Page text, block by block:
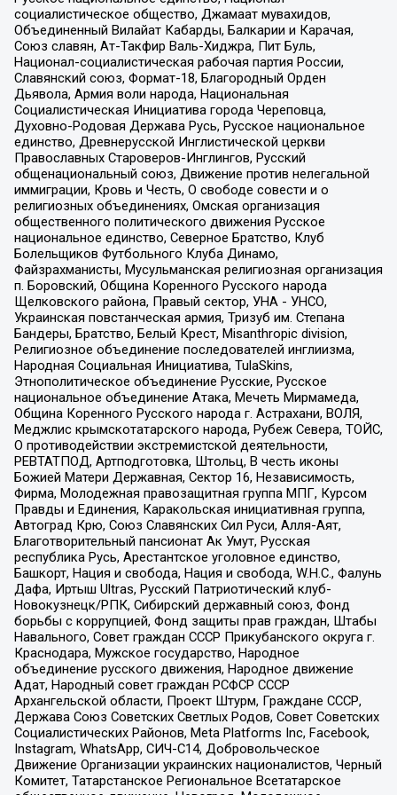
социалистическое общество, Джамаат мувахидов,
Объединенный Вилайат Кабарды, Балкарии и Карачая,
Союз славян, Ат-Такфир Валь-Хиджра, Пит Буль,
Национал-социалистическая рабочая партия России,
Славянский союз, Формат-18, Благородный Орден
Дьявола, Армия воли народа, Национальная
Социалистическая Инициатива города Череповца,
Духовно-Родовая Держава Русь, Русское национальное
единство, Древнерусской Инглистической церкви
Православных Староверов-Инглингов, Русский
общенациональный союз, Движение против нелегальной
иммиграции, Кровь и Честь, О свободе совести и о
религиозных объединениях, Омская организация
общественного политического движения Русское
национальное единство, Северное Братство, Клуб
Болельщиков Футбольного Клуба Динамо,
Файзрахманисты, Мусульманская религиозная организация
п. Боровский, Община Коренного Русского народа
Щелковского района, Правый сектор, УНА - УНСО,
Украинская повстанческая армия, Тризуб им. Степана
Бандеры, Братство, Белый Крест, Misanthropic division,
Религиозное объединение последователей инглиизма,
Народная Социальная Инициатива, TulaSkins,
Этнополитическое объединение Русские, Русское
национальное объединение Атака, Мечеть Мирмамеда,
Община Коренного Русского народа г. Астрахани, ВОЛЯ,
Меджлис крымскотатарского народа, Рубеж Севера, ТОЙС,
О противодействии экстремистской деятельности,
РЕВТАТПОД, Артподготовка, Штольц, В честь иконы
Божией Матери Державная, Сектор 16, Независимость,
Фирма, Молодежная правозащитная группа МПГ, Курсом
Правды и Единения, Каракольская инициативная группа,
Автоград Крю, Союз Славянских Сил Руси, Алля-Аят,
Благотворительный пансионат Ак Умут, Русская
республика Русь, Арестантское уголовное единство,
Башкорт, Нация и свобода, Нация и свобода, W.H.С., Фалунь
Дафа, Иртыш Ultras, Русский Патриотический клуб-
Новокузнецк/РПК, Сибирский державный союз, Фонд
борьбы с коррупцией, Фонд защиты прав граждан, Штабы
Навального, Совет граждан СССР Прикубанского округа г.
Краснодара, Мужское государство, Народное
объединение русского движения, Народное движение
Адат, Народный совет граждан РСФСР СССР
Архангельской области, Проект Штурм, Граждане СССР,
Держава Союз Советских Светлых Родов, Совет Советских
Социалистических Районов, Meta Platforms Inc, Facebook,
Instagram, WhatsApp, СИЧ-С14, Добровольческое
Движение Организации украинских националистов, Черный
Комитет, Татарстанское Региональное Всетатарское